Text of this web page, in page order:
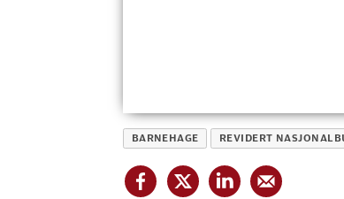
BARNEHAGE REVIDERT